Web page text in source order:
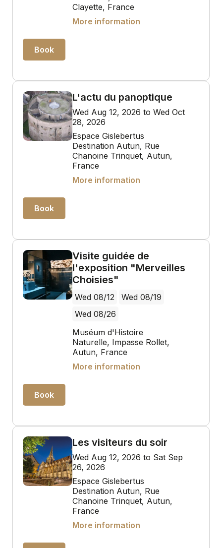
Clayette, France
More information
Book
L'actu du panoptique
Wed Aug 12, 2026 to Wed Oct
28, 2026
Espace Gislebertus
Destination Autun, Rue
Chanoine Trinquet, Autun,
France
More information
Book
Visite guidée de
l'exposition "Merveilles
Choisies"
Wed 08/12
Wed 08/19
Wed 08/26
Muséum d'Histoire
Naturelle, Impasse Rollet,
Autun, France
More information
Book
Les visiteurs du soir
Wed Aug 12, 2026 to Sat Sep
26, 2026
Espace Gislebertus
Destination Autun, Rue
Chanoine Trinquet, Autun,
France
More information